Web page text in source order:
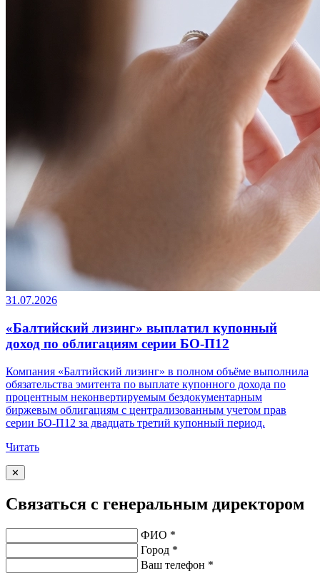
31.07.2026
«Балтийский лизинг» выплатил купонный
доход по облигациям серии БО-П12
Компания «Балтийский лизинг» в полном объёме выполнила
обязательства эмитента по выплате купонного дохода по
процентным неконвертируемым бездокументарным
биржевым облигациям с централизованным учетом прав
серии БО-П12 за двадцать третий купонный период.
Читать
✕
Связаться с генеральным директором
ФИО *
Город *
Ваш телефон *